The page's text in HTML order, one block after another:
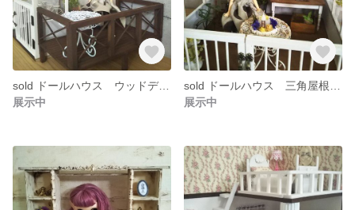
sold ドールハウス ウッドデッキ付
展示中
展示中